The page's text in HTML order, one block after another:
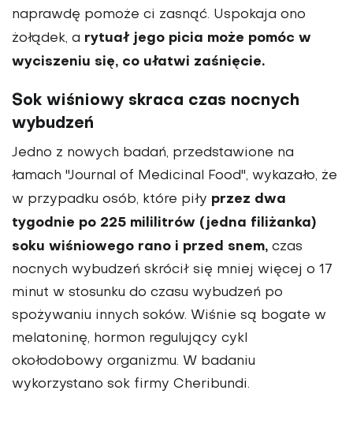
naprawdę pomoże ci zasnąć. Uspokaja ono
żołądek, a rytuał jego picia może pomóc w
wyciszeniu się, co ułatwi zaśnięcie.
Sok wiśniowy skraca czas nocnych
wybudzeń
Jedno z nowych badań, przedstawione na
łamach "Journal of Medicinal Food", wykazało, że
w przypadku osób, które piły przez dwa
tygodnie po 225 mililitrów (jedna filiżanka)
soku wiśniowego rano i przed snem, czas
nocnych wybudzeń skrócił się mniej więcej o 17
minut w stosunku do czasu wybudzeń po
spożywaniu innych soków. Wiśnie są bogate w
melatoninę, hormon regulujący cykl
okołodobowy organizmu. W badaniu
wykorzystano sok firmy Cheribundi.